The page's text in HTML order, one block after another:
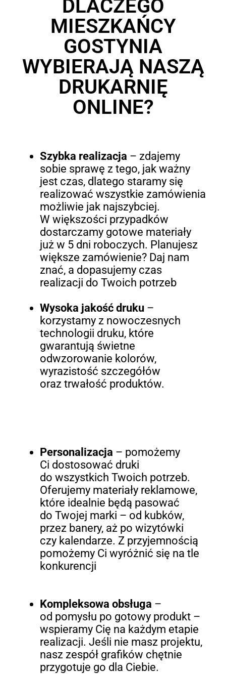
DLACZEGO
MIESZKAŃCY
GOSTYNIA
WYBIERAJĄ NASZĄ
DRUKARNIĘ
ONLINE?
Szybka realizacja – zdajemy
sobie sprawę z tego, jak ważny
jest czas, dlatego staramy się
realizować wszystkie zamówienia
możliwie jak najszybciej.
W większości przypadków
dostarczamy gotowe materiały
już w 5 dni roboczych. Planujesz
większe zamówienie? Daj nam
znać, a dopasujemy czas
realizacji do Twoich potrzeb
Wysoka jakość druku–
korzystamy z nowoczesnych
technologii druku, które
gwarantują świetne
odwzorowanie kolorów,
wyrazistość szczegółów
oraz trwałość produktów.
Personalizacja – pomożemy
Ci dostosować druki
do wszystkich Twoich potrzeb.
Oferujemy materiały reklamowe,
które idealnie będą pasować
do Twojej marki – od kubków,
przez banery, aż po wizytówki
czy kalendarze. Z przyjemnością
pomożemy Ci wyróżnić się na tle
konkurencji
Kompleksowa obsługa –
od pomysłu po gotowy produkt –
wspieramy Cię na każdym etapie
realizacji. Jeśli nie masz projektu,
nasz zespół grafików chętnie
przygotuje go dla Ciebie.